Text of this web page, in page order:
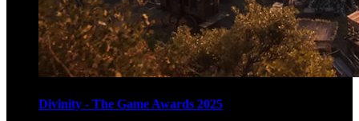
Divinity - The Game Awards 2025